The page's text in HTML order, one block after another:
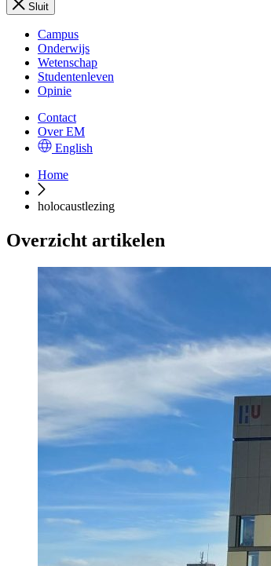
Sluit
Campus
Onderwijs
Wetenschap
Studentenleven
Opinie
Contact
Over EM
English
Home
holocaustlezing
Overzicht artikelen